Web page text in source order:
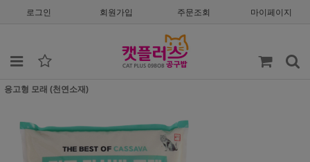
로그인 회원가입 주문조회 마이페이지
응고형 모래 (천연소재)